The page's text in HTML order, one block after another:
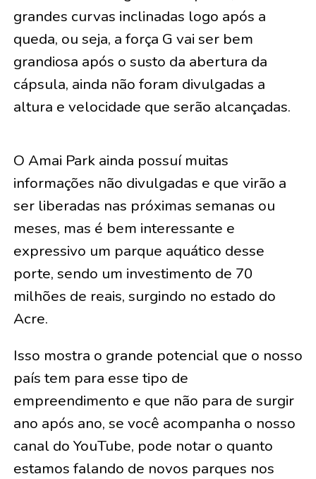
grandes curvas inclinadas logo após a
queda, ou seja, a força G vai ser bem
grandiosa após o susto da abertura da
cápsula, ainda não foram divulgadas a
altura e velocidade que serão alcançadas.
O Amai Park ainda possuí muitas
informações não divulgadas e que virão a
ser liberadas nas próximas semanas ou
meses, mas é bem interessante e
expressivo um parque aquático desse
porte, sendo um investimento de 70
milhões de reais, surgindo no estado do
Acre.
Isso mostra o grande potencial que o nosso
país tem para esse tipo de
empreendimento e que não para de surgir
ano após ano, se você acompanha o nosso
canal do YouTube, pode notar o quanto
estamos falando de novos parques nos